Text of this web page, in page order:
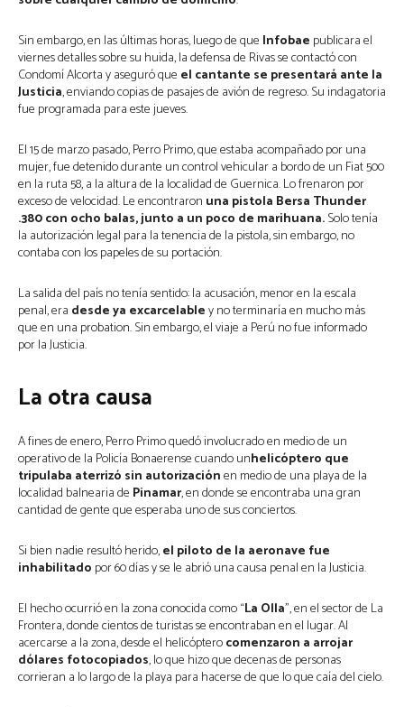
Sin embargo, en las últimas horas, luego de que Infobae publicara el
viernes detalles sobre su huida, la defensa de Rivas se contactó con
Condomí Alcorta y aseguró que el cantante se presentará ante la
Justicia, enviando copias de pasajes de avión de regreso. Su indagatoria
fue programada para este jueves.
El 15 de marzo pasado, Perro Primo, que estaba acompañado por una
mujer, fue detenido durante un control vehicular a bordo de un Fiat 500
en la ruta 58, a la altura de la localidad de Guernica. Lo frenaron por
exceso de velocidad. Le encontraron una pistola Bersa Thunder
.380 con ocho balas, junto a un poco de marihuana.Solo tenía
la autorización legal para la tenencia de la pistola, sin embargo, no
contaba con los papeles de su portación.
La salida del país no tenía sentido: la acusación, menor en la escala
penal, era desde ya excarcelabley no terminaría en mucho más
que en una probation. Sin embargo, el viaje a Perú no fue informado
por la Justicia.
La otra causa
A fines de enero, Perro Primo quedó involucrado en medio de un
operativo de la Policía Bonaerense cuando unhelicóptero que
tripulaba aterrizó sin autorizaciónen medio de una playa de la
localidad balnearia de Pinamar, en donde se encontraba una gran
cantidad de gente que esperaba uno de sus conciertos.
Si bien nadie resultó herido,el piloto de la aeronave fue
inhabilitado por 60 días y se le abrió una causa penal en la Justicia.
El hecho ocurrió en la zona conocida como “La Olla”, en el sector de La
Frontera, donde cientos de turistas se encontraban en el lugar. Al
acercarse a la zona, desde el helicópterocomenzaron a arrojar
dólares fotocopiados, lo que hizo que decenas de personas
corrieran a lo largo de la playa para hacerse de que lo que caía del cielo.